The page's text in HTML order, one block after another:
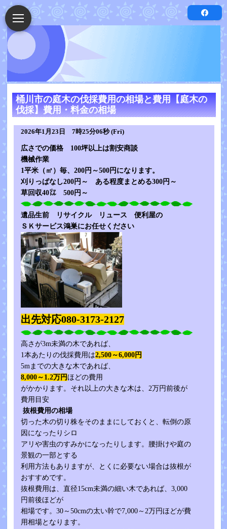
桶川市の庭木の伐採費用の相場と費用【庭木の
伐採】費用・料金の相場
2026年1月23日 7時25分06秒 (Fri)
広さでの価格 100坪以上は割安商談
機械作業
1平米（㎡）毎、200円～500円になります。
刈りっぱなし200円～ ある程度まとめる300円～
草回収40㍑ 500円～
遺品生前 リサイクル リュース 便利屋の
ＳＫサービス鴻巣にお任せください
出先対応080-3173-2127
高さが3m未満の木であれば、
1本あたりの伐採費用は2,500～6,000円
5mまでの大きな木であれば、
8,000～1.2万円ほどの費用
がかかります。それ以上の大きな木は、2万円前後が
費用目安
抜根費用の相場
切った木の切り株をそのままにしておくと、転倒の原
因になったりシロ
アリや害虫のすみかになったりします。腰掛けや庭の
景観の一部とする
利用方法もありますが、とくに必要ない場合は抜根が
おすすめです。
抜根費用は、直径15cm未満の細い木であれば、3,000
円前後ほどが
相場です。30～50cmの太い幹で7,000～2万円ほどが費
用相場となります。